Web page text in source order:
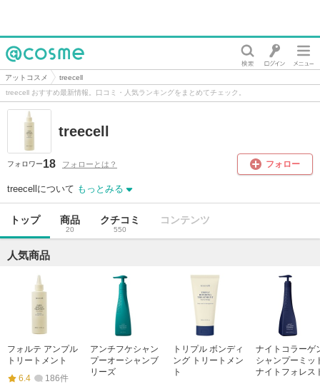
@cosme
アットコスメ
treecell
treecell おすすめ最新情報。口コミ・人気ランキングをまとめてチェック。
treecell
フォロワー18 フォローとは？ フォロー
treecellについて もっとみる
トップ 商品
20
クチコミ
550
コンテンツ
人気商品
フォルテ アンプル
トリートメント
6.4
186件
アンチフケシャン
プーオーシャンブ
リーズ
トリプル ボンディ
ング トリートメン
ト
ナイトコラーゲ
シャンプーミッ
ナイトフォレス